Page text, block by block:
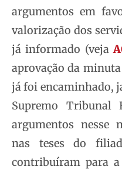
argumentos em
valorização dos
já informado (veja
aprovação da
já foi encaminhado,
Supremo Tribunal
argumentos nesse
nas teses do
contribuíram para a